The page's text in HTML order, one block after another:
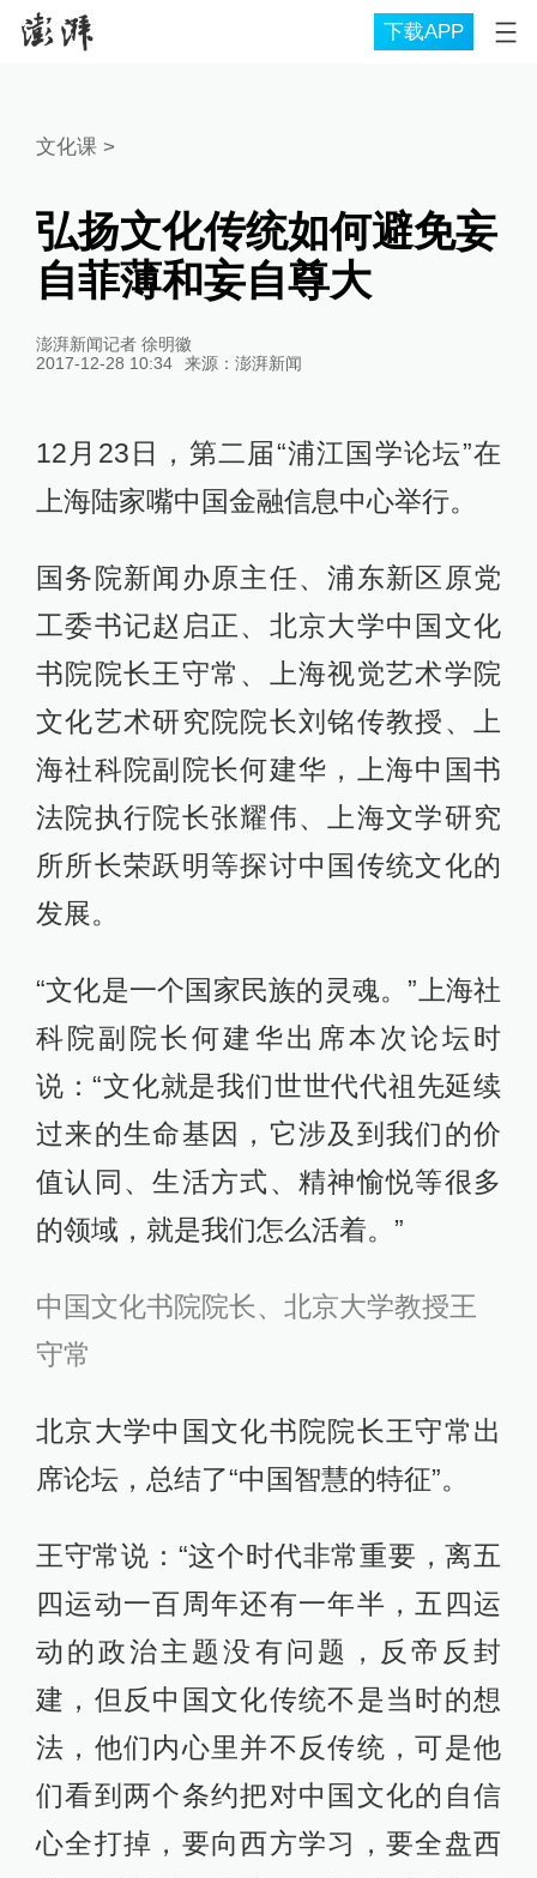
下载APP
文化课>
弘扬文化传统如何避免妄
自菲薄和妄自尊大
澎湃新闻记者 徐明徽
2017-12-28 10:34
来源： 澎湃新闻
12月23日，第二届“浦江国学论坛”在
上海陆家嘴中国金融信息中心举行。
国务院新闻办原主任、浦东新区原党
工委书记赵启正、北京大学中国文化
书院院长王守常、上海视觉艺术学院
文化艺术研究院院长刘铭传教授、上
海社科院副院长何建华，上海中国书
法院执行院长张耀伟、上海文学研究
所所长荣跃明等探讨中国传统文化的
发展。
“文化是一个国家民族的灵魂。”上海社
科院副院长何建华出席本次论坛时
说：“文化就是我们世世代代祖先延续
过来的生命基因，它涉及到我们的价
值认同、生活方式、精神愉悦等很多
的领域，就是我们怎么活着。”
中国文化书院院长、北京大学教授王
守常
北京大学中国文化书院院长王守常出
席论坛，总结了“中国智慧的特征”。
王守常说：“这个时代非常重要，离五
四运动一百周年还有一年半，五四运
动的政治主题没有问题，反帝反封
建，但反中国文化传统不是当时的想
法，他们内心里并不反传统，可是他
们看到两个条约把对中国文化的自信
心全打掉，要向西方学习，要全盘西